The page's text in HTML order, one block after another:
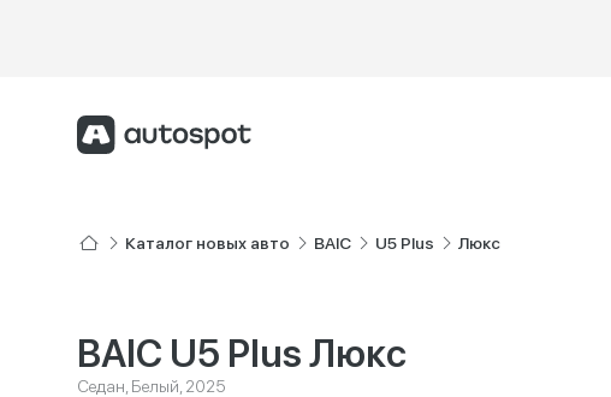
Каталог новых авто BAIC U5 Plus Люкс
BAIC U5 Plus Люкс
Седан, Белый, 2025